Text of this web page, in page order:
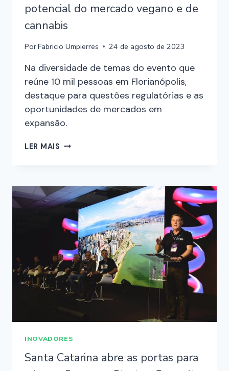
potencial do mercado vegano e de
cannabis
PorFabricio Umpierres 24 de agosto de 2023
Na diversidade de temas do evento que
reúne 10 mil pessoas em Florianópolis,
destaque para questões regulatórias e as
oportunidades de mercados em
expansão.
LER MAIS
INOVADORES
Santa Catarina abre as portas para